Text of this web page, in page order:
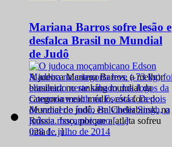
Mariana Barros sofre lesão e
desfalca Brasil no Mundial
de Judô
A judoca Mariana Barros, a melhor
brasileira no ranking mundial da
categoria meio médio, está fora do
Mundial de judô, em Cheliabinsk, na
Rússia. Isso, porque a atleta sofreu
uma […]
028 de julho de 2014